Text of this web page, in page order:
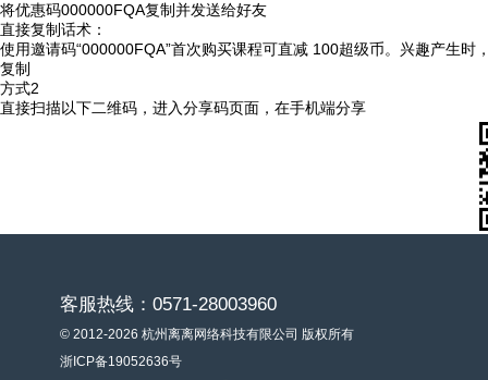
将优惠码000000FQA复制并发送给好友
直接复制话术：
使用邀请码“000000FQA”首次购买课程可直减 100超级币。兴趣产生时
复制
方式2
直接扫描以下二维码，进入分享码页面，在手机端分享
客服热线：0571-28003960
© 2012-2026 杭州离离网络科技有限公司 版权所有
浙ICP备19052636号